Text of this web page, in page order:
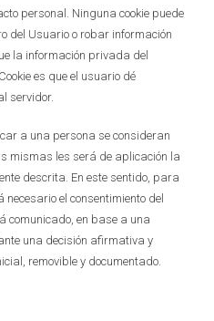
personal. Ninguna cookie puede
del Usuario o robar información
la información privada del
es que el usuario dé
servidor.
a una persona se consideran
mismas les será de aplicación la
descrita. En este sentido, para
el consentimiento del
comunicado, en base a una
una decisión afirmativa y
removible y documentado.